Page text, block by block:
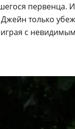
первенца.
только
с